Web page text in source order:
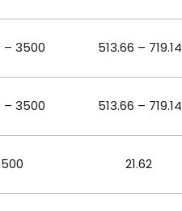
– 3500 513.66 – 719.14
– 3500 513.66 – 719.14
21.62